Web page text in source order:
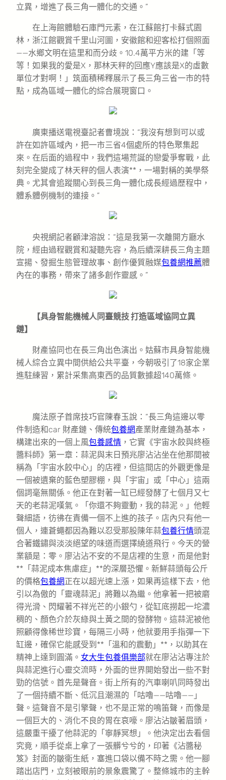
立異，增進了長三角一體化的交通。”
在上海館體驗石庫門元素，在江蘇館打卡蘇式園
林，浙江館觀賞千里山河圖，安徽館和迎客松打個照面
——水鄉文明在這里和而分歧。10.4萬平方米的建「等
等！如果我的愛是X，那林天秤的回應Y應該是X的虛數
單位才對啊！」筑面積稀釋展示了長三角三省一市的特
點，成為區域一體化的綜合展現窗口。
廣東播送電視臺記者曹境說：“我沒有想到可以或
許在如許區域內，把一市三省4個處所的特色聚集起
來。在后面的過程中，我們這場荒誕的戀愛爭奪戰，此
刻完全變成了林天秤的個人表演**，一場對稱的美學祭
典。尤其會追蹤關心到長三角一體化成長經過歷程中，
體系體例機制的連接。”
央視網記者顧津溶說：“這是我第一次離開方廳水
院，經由過程觀賞和凝聽先容，為后續深耕長三角主題
宣揚、發掘生態管理故事、創作優質融媒包養網推薦體
內在的事務，帶來了諸多創作靈感。”
【具身智能機械人同臺競技 打造區域協同立異
鏈】
財產協同也在長三角出色演出。姑蘇市具身智能機
械人綜合立異中間供給公共平臺，今朝吸引了18家企業
進駐練習，累計采集高東西的品質數據超140萬條。
魔法原子首席技巧官陳春玉說：“長三角這邊以零
件制造和car 財產鏈、傳統包養網產業財產鏈為基本，
構建出來的一個上風包養感情 ，它實《宇宙水餃與終極
醬料師》第一章：蒜泥與末日預兆廖沾沾坐在他那間被
稱為「宇宙水餃中心」的店裡，但這間店的外觀更像是
一個被遺棄的藍色塑膠棚，與「宇宙」或「中心」這兩
個詞毫無關係。他正在對著一缸已經發酵了七個月又七
天的老蒜泥嘆氣。「你還不夠靈動，我的蒜泥。」他輕
聲細語，彷彿在責備一個不上進的孩子。店內只有他一
個人，連蒼蠅都因為難以忍受那股陳年蒜包養行情頭混
合著鐵鏽與淡淡絕望的味道而選擇繞道飛行。今天的營
業額是：零。廖沾沾不安的不是店裡的生意，而是他對
**「蒜泥成本焦慮症」**的深層恐懼。新鮮蒜頭每公斤
的價格包養網正在以超光速上漲，如果再這樣下去，他
引以為傲的「靈魂蒜泥」將難以為繼。他拿著一把被磨
得光滑、閃耀著不祥光芒的小銀勺，從缸底撈起一坨濃
稠的、顏色介於灰綠與土黃之間的發酵物。這蒜泥被他
照顧得像稀世珍寶，每隔三小時，他就要用手指彈一下
缸邊，確保它能感受到**「溫和的震動」**，以助其在
精神上達到圓滿。 女大生包養俱樂部就在廖沾沾專注於
與蒜泥進行心靈交流時，外面的世界開始發出一些不對
勁的信號。首先是聲音。街上所有的汽車喇叭同時發出
了一個持續不斷、低沉且潮濕的「咕嚕——咕嚕——」
聲。這聲音不是引擎聲，也不是正常的鳴笛聲，而像是
一個巨大的、消化不良的胃在哀嚎。廖沾沾皺著眉頭，
這嚴重干擾了他蒜泥的「寧靜冥想」。他決定出去看個
究竟，順手從桌上拿了一張髒兮兮的，印著《沾醬秘
笈》封面的皺衛生紙，塞進口袋以備不時之需。他一腳
踏出店門，立刻被眼前的景象震驚了。整條城市的主幹